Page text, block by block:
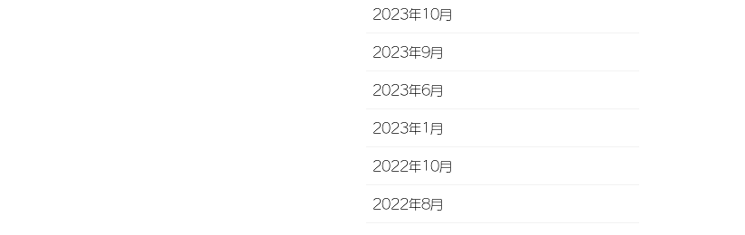
2023年10月
2023年9月
2023年6月
2023年1月
2022年10月
2022年8月